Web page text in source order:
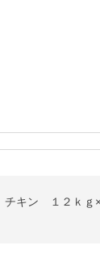
チキン １２ｋ